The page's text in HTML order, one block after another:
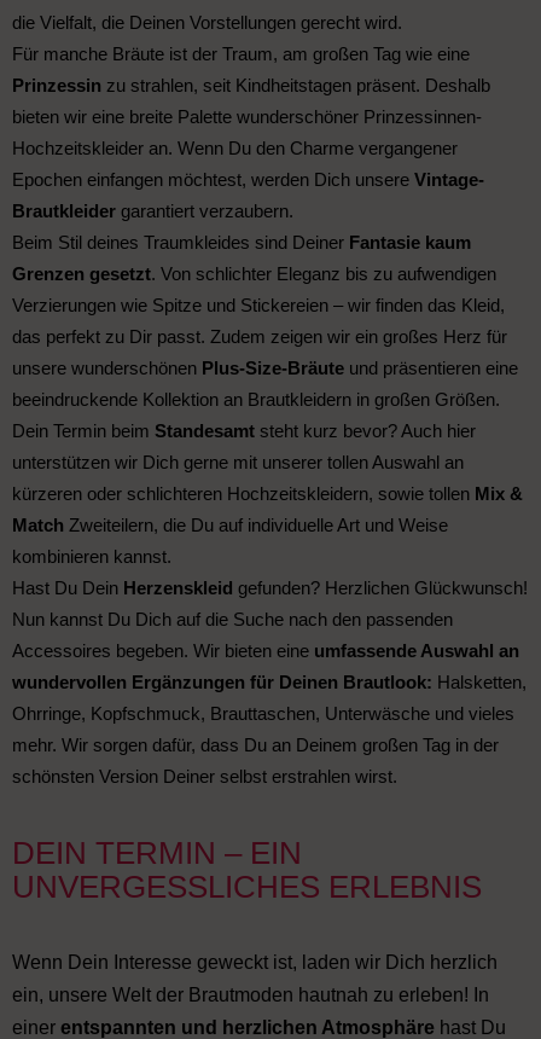
die Vielfalt, die Deinen Vorstellungen gerecht wird.
Für manche Bräute ist der Traum, am großen Tag wie eine
Prinzessin zu strahlen, seit Kindheitstagen präsent. Deshalb
bieten wir eine breite Palette wunderschöner Prinzessinnen-
Hochzeitskleider an. Wenn Du den Charme vergangener
Epochen einfangen möchtest, werden Dich unsere Vintage-
Brautkleider garantiert verzaubern.
Beim Stil deines Traumkleides sind Deiner Fantasie kaum
Grenzen gesetzt. Von schlichter Eleganz bis zu aufwendigen
Verzierungen wie Spitze und Stickereien – wir finden das Kleid,
das perfekt zu Dir passt. Zudem zeigen wir ein großes Herz für
unsere wunderschönen Plus-Size-Bräute und präsentieren eine
beeindruckende Kollektion an Brautkleidern in großen Größen.
Dein Termin beim Standesamt steht kurz bevor? Auch hier
unterstützen wir Dich gerne mit unserer tollen Auswahl an
kürzeren oder schlichteren Hochzeitskleidern, sowie tollen Mix &
Match Zweiteilern, die Du auf individuelle Art und Weise
kombinieren kannst.
Hast Du Dein Herzenskleid gefunden? Herzlichen Glückwunsch!
Nun kannst Du Dich auf die Suche nach den passenden
Accessoires begeben. Wir bieten eine umfassende Auswahl an
wundervollen Ergänzungen für Deinen Brautlook: Halsketten,
Ohrringe, Kopfschmuck, Brauttaschen, Unterwäsche und vieles
mehr. Wir sorgen dafür, dass Du an Deinem großen Tag in der
schönsten Version Deiner selbst erstrahlen wirst.
DEIN TERMIN – EIN
UNVERGESSLICHES ERLEBNIS
Wenn Dein Interesse geweckt ist, laden wir Dich herzlich
ein, unsere Welt der Brautmoden hautnah zu erleben! In
einer entspannten und herzlichen Atmosphäre hast Du